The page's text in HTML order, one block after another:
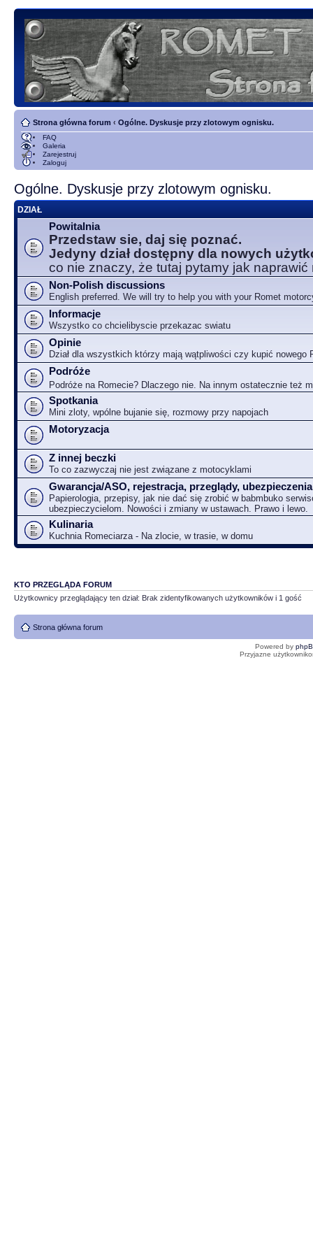
Strona główna forum ‹ Ogólne. Dyskusje przy zlotowym ognisku.
FAQ
Galeria
Zarejestruj
Zaloguj
Ogólne. Dyskusje przy zlotowym ognisku.
DZIAŁ
Powitalnia
Przedstaw sie, daj się poznać.
Jedyny dział dostępny dla nowych
co nie znaczy, że tutaj pytamy jak naprawić
Non-Polish discussions
English preferred. We will try to help you with your Romet
Informacje
Wszystko co chcielibyscie przekazac swiatu
Opinie
Dział dla wszystkich którzy mają wątpliwości czy kupić nowego
Podróże
Podróże na Romecie? Dlaczego nie. Na innym ostatecznie też
Spotkania
Mini zloty, wpólne bujanie się, rozmowy przy napojach
Motoryzacja
Z innej beczki
To co zazwyczaj nie jest związane z motocyklami
Gwarancja/ASO, rejestracja, przeglądy,
Papierologia, przepisy, jak nie dać się zrobić w babmbuko
ubezpieczycielom. Nowości i zmiany w ustawach. Prawo i lewo.
Kulinaria
Kuchnia Romeciarza - Na zlocie, w trasie, w domu
KTO PRZEGLĄDA FORUM
Użytkownicy przeglądający ten dział: Brak zidentyfikowanych użytkowników i 1 gość
Strona główna forum
Powered by
Przyjazne